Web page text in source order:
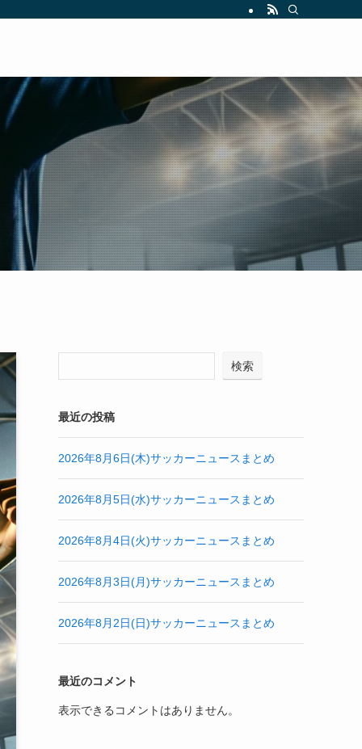
検索
最近の投稿
2026年8月6日(木)サッカーニュースまとめ
2026年8月5日(水)サッカーニュースまとめ
2026年8月4日(火)サッカーニュースまとめ
2026年8月3日(月)サッカーニュースまとめ
2026年8月2日(日)サッカーニュースまとめ
最近のコメント
表示できるコメントはありません。